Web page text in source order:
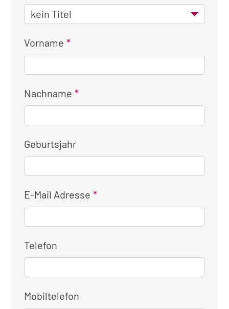
Vorname
Nachname
Geburtsjahr
E-Mail Adresse
Telefon
Mobiltelefon